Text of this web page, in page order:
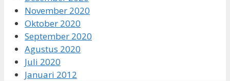
November 2020
Oktober 2020
September 2020
Agustus 2020
Juli 2020
Januari 2012